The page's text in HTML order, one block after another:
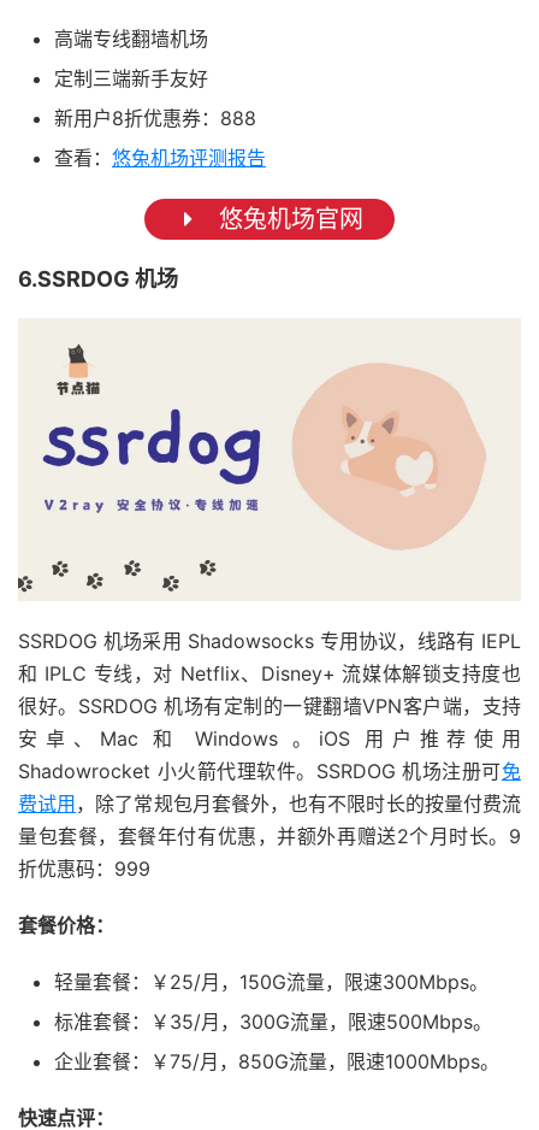
高端专线翻墙机场
定制三端新手友好
新用户8折优惠券：888
查看： 悠兔机场评测报告
悠兔机场官网
6.SSRDOG 机场
SSRDOG 机场采用 Shadowsocks 专用协议，线路有 IEPL
和 IPLC 专线，对 Netflix、Disney+ 流媒体解锁支持度也
很好。SSRDOG 机场有定制的一键翻墙VPN客户端，支持
安卓、Mac 和 Windows 。iOS 用户推荐使用
Shadowrocket 小火箭代理软件。SSRDOG 机场注册可免
费试用，除了常规包月套餐外，也有不限时长的按量付费流
量包套餐，套餐年付有优惠，并额外再赠送2个月时长。9
折优惠码：999
套餐价格：
轻量套餐：￥25/月，150G流量，限速300Mbps。
标准套餐：￥35/月，300G流量，限速500Mbps。
企业套餐：￥75/月，850G流量，限速1000Mbps。
快速点评：